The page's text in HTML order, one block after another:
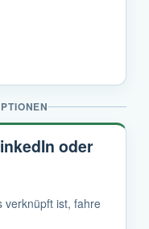
oder
verknüpft ist, fahre